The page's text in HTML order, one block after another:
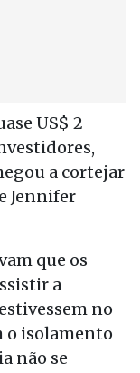
US$ 2
a cortejar
Jennifer
que os
a
no
o isolamento
não se